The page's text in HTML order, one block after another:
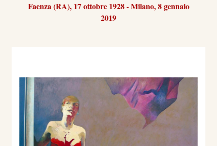
Faenza (RA), 17 ottobre 1928 - Milano, 8 gennaio
2019